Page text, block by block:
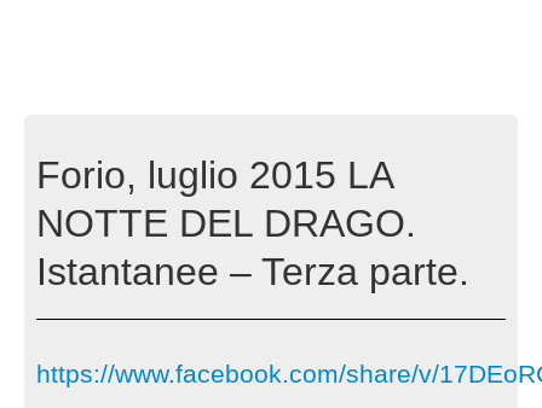
Forio, luglio 2015 LA
NOTTE DEL DRAGO.
Istantanee – Terza parte.
https://www.facebook.com/share/v/